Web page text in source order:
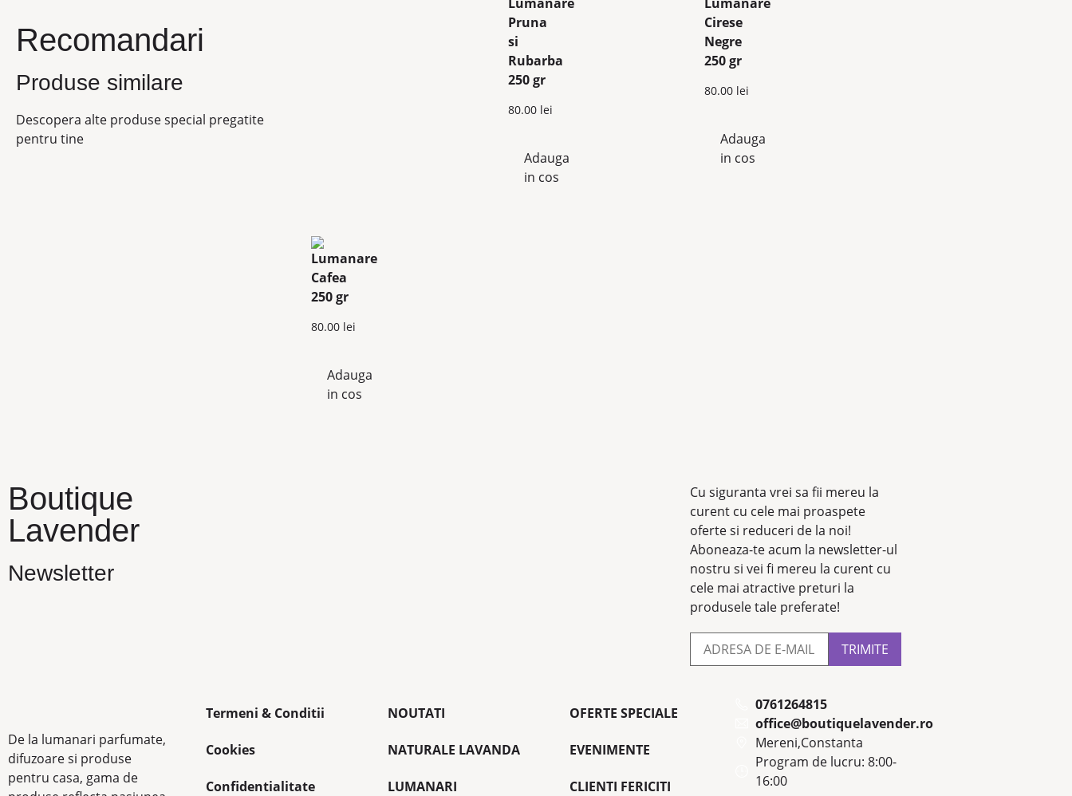
Recomandari
Produse similare
Descopera alte produse special pregatite
pentru tine
80.00 lei
Adauga
in cos
80.00 lei
Adauga
in cos
80.00 lei
Adauga
in cos
Boutique
Lavender
Newsletter
Cu siguranta vrei sa fii mereu la
curent cu cele mai proaspete
oferte si reduceri de la noi!
Aboneaza-te acum la newsletter-ul
nostru si vei fi mereu la curent cu
cele mai atractive preturi la
produsele tale preferate!
De la lumanari parfumate,
difuzoare si produse
pentru casa, gama de
Termeni & Conditii
Cookies
Confidentialitate
NOUTATI
NATURALE LAVANDA
LUMANARI
OFERTE SPECIALE
EVENIMENTE
CLIENTI FERICITI
0761264815
office@boutiquelavender.ro
Mereni,Constanta
Program de lucru: 8:00-
16:00